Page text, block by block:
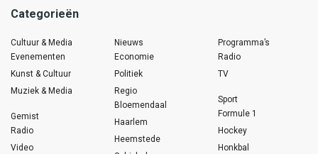
Categorieën
Cultuur & Media
Evenementen
Kunst & Cultuur
Muziek & Media
Gemist
Radio
Video
Nieuws
Economie
Politiek
Regio
Bloemendaal
Haarlem
Heemstede
Programma’s
Radio
TV
Sport
Formule 1
Hockey
Honkbal